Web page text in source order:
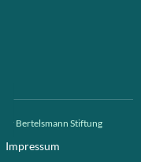
Bertelsmann Stiftung
Impressum